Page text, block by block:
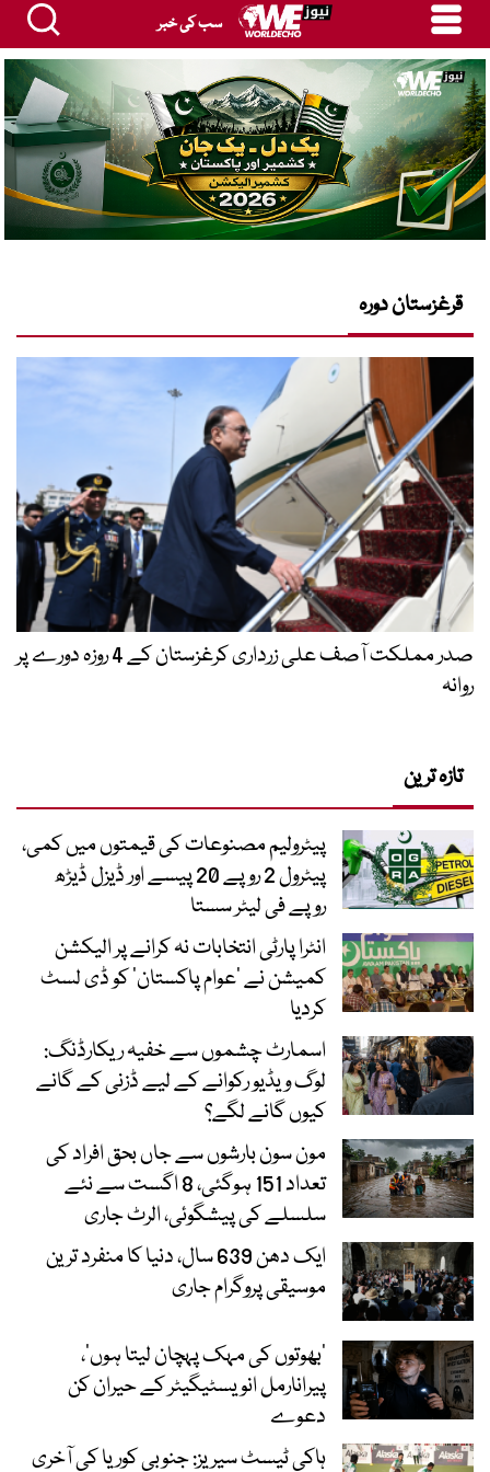
سب کی خبر
قرغزستان دورہ
صدر مملکت آصف علی زرداری کرغزستان کے 4 روزہ دورے پر
روانہ
تازہ ترین
پیٹرولیم مصنوعات کی قیمتوں میں کمی،
پیٹرول 2 روپے 20 پیسے اور ڈیزل ڈیڑھ
روپے فی لیٹر سستا
انٹرا پارٹی انتخابات نہ کرانے پر الیکشن
کمیشن نے ’عوام پاکستان‘ کو ڈی لسٹ
کردیا
اسمارٹ چشموں سے خفیہ ریکارڈنگ:
لوگ ویڈیو رکوانے کے لیے ڈزنی کے گانے
کیوں گانے لگے؟
مون سون بارشوں سے جاں بحق افراد کی
تعداد 151 ہوگئی، 8 اگست سے نئے
سلسلے کی پیشگوئی، الرٹ جاری
ایک دھن 639 سال، دنیا کا منفرد ترین
موسیقی پروگرام جاری
‘بھوتوں کی مہک پہچان لیتا ہوں’،
پیرانارمل انویسٹیگیٹر کے حیران کن
دعوے
ہاکی ٹیسٹ سیریز: جنوبی کوریا کی آخری